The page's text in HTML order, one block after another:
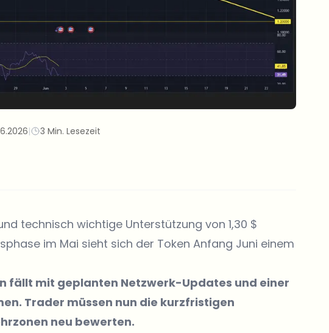
| 3 Min. Lesezeit
technisch wichtige Unterstützung von 1,30 $
im Mai sieht sich der Token Anfang Juni einem
fällt mit geplanten Netzwerk-Updates und einer
Trader müssen nun die kurzfristigen
neu bewerten.